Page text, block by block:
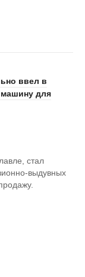
ввел в
для
стал
выдувных